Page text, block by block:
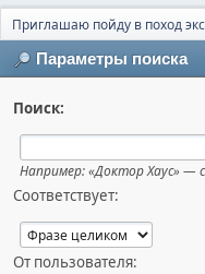
Приглашаю пойду в поход
Параметры поиска
Поиск:
Например:«Доктор Хаус» —
Соответствует:
От пользователя: